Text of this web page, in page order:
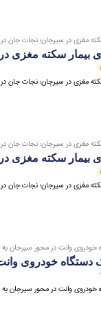
مغزی در سیرجان؛ نجات جان
بیمار سکته مغزی
مغزی در سیرجان؛ نجات جان
مغزی در سیرجان؛ نجات جان
بیمار سکته مغزی
مغزی در سیرجان؛ نجات جان
خودروی وانت در محور سیرجان
دستگاه خودروی
خودروی وانت در محور سیرجان